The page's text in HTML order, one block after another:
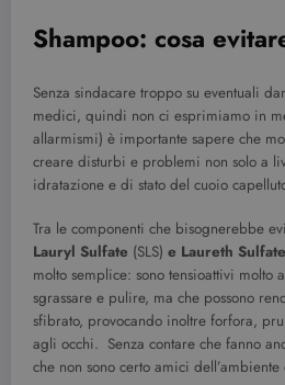
Shampoo: cosa
Senza sindacare troppo su eventuali
medici, quindi non ci esprimiamo in
allarmismi) è importante sapere che
creare disturbi e problemi non solo a
idratazione e di stato del cuoio
Tra le componenti che bisognerebbe
Lauryl Sulfate (SLS) e Laureth Sulfate
molto semplice: sono tensioattivi molto
sgrassare e pulire, ma che possono
sfibrato, provocando inoltre forfora,
agli occhi. Senza contare che fanno
che non sono certo amici